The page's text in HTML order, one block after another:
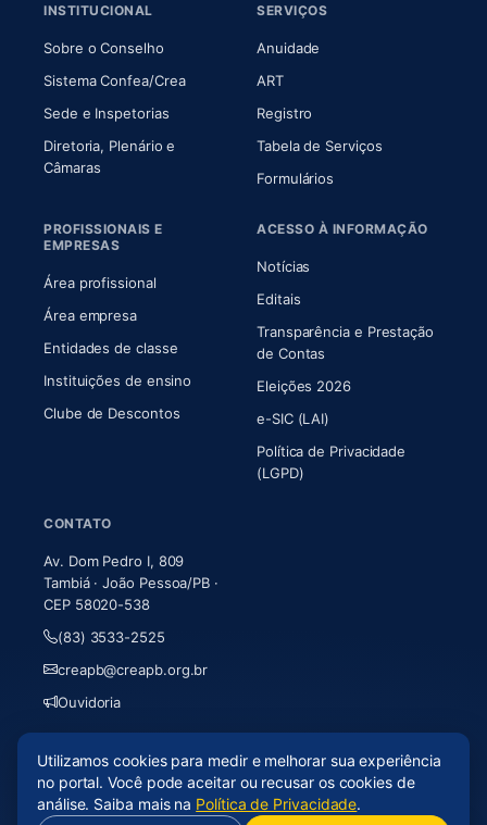
INSTITUCIONAL
Sobre o Conselho(abre em nova aba)
Sistema Confea/Crea(abre em nova aba)
Sede e Inspetorias
Diretoria, Plenário e
Câmaras(abre em nova aba)
SERVIÇOS
Anuidade
ART(abre em nova aba)
Registro
Tabela de Serviços
Formulários
PROFISSIONAIS E
EMPRESAS
Área profissional
Área empresa
Entidades de classe
Instituições de ensino
Clube de Descontos
ACESSO À INFORMAÇÃO
Notícias
Editais
Transparência e Prestação
de Contas
Eleições 2026
e-SIC (LAI)
Política de Privacidade
(LGPD)
CONTATO
Av. Dom Pedro I, 809
Tambiá · João Pessoa/PB ·
CEP 58020-538
(83) 3533-2525
creapb@creapb.org.br
Ouvidoria
© 2026 CREA-PB · Todos os direitos reservados
Acessibilidade
Mapa do site· LGPD
Utilizamos cookies para medir e melhorar sua experiência
no portal. Você pode aceitar ou recusar os cookies de
análise. Saiba mais na Política de Privacidade.